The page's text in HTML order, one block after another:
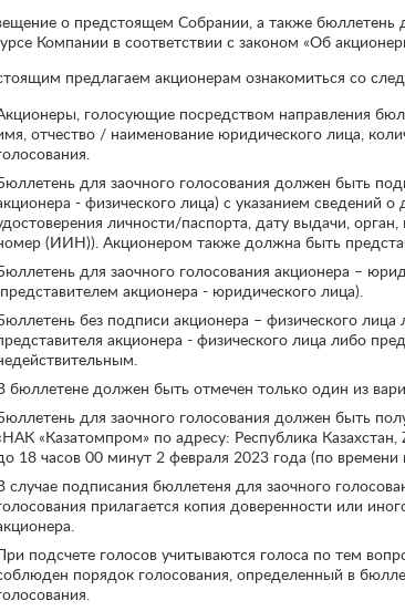
о предстоящем Собрании, а также бюллетень
Компании в соответствии с законом «Об
предлагаем акционерам ознакомиться со
голосующие посредством направления
отчество / наименование юридического лица,
для заочного голосования должен быть
- физического лица) с указанием сведений
личности/паспорта, дату выдачи,
(ИИН)). Акционером также должна быть
для заочного голосования акционера –
акционера - юридического лица).
без подписи акционера – физического
акционера - физического лица либо
бюллетене должен быть отмечен только один из
для заочного голосования должен быть
«Казатомпром» по адресу: Республика
18 часов 00 минут 2 февраля 2023 года (по времени
случае подписания бюллетеня для заочного
прилагается копия доверенности или
подсчете голосов учитываются голоса по тем
порядок голосования, определенный в